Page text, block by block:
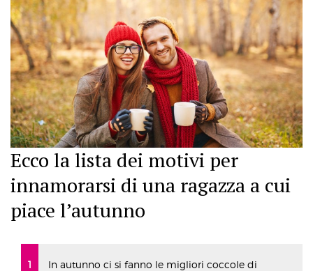
Ecco la lista dei motivi per
innamorarsi di una ragazza a cui
piace l’autunno
In autunno ci si fanno le migliori coccole di